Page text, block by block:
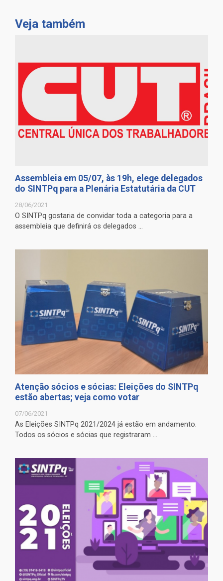
Veja também
Assembleia em 05/07, às 19h, elege delegados
do SINTPq para a Plenária Estatutária da CUT
28/06/2021
O SINTPq gostaria de convidar toda a categoria para a
assembleia que definirá os delegados ...
Atenção sócios e sócias: Eleições do SINTPq
estão abertas; veja como votar
07/06/2021
As Eleições SINTPq 2021/2024 já estão em andamento.
Todos os sócios e sócias que registraram ...